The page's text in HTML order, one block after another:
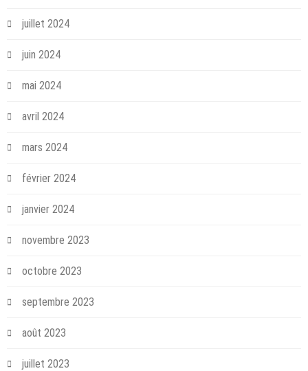
juillet 2024
juin 2024
mai 2024
avril 2024
mars 2024
février 2024
janvier 2024
novembre 2023
octobre 2023
septembre 2023
août 2023
juillet 2023